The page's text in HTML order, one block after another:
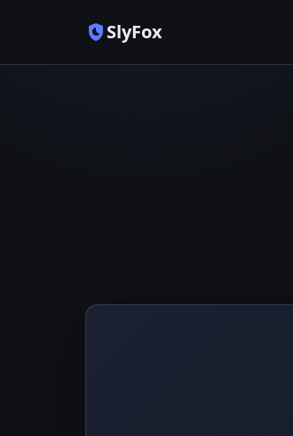
SlyFox